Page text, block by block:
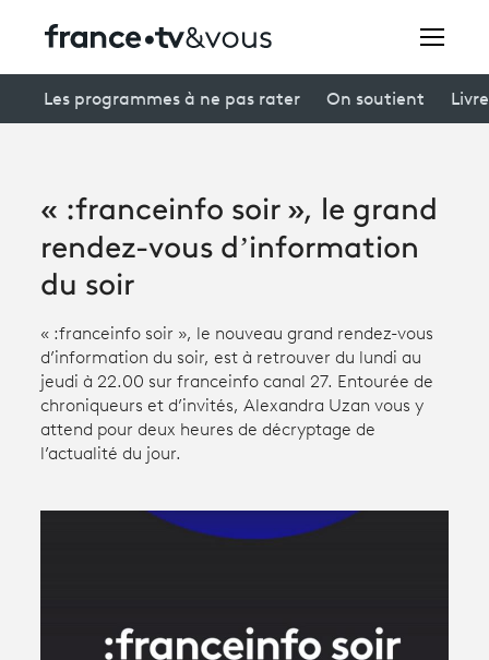
Creators
À la une
Participer et assister à une émission
À votre écoute
Productions et innovation
Programme tv
Les programmes à ne pas rater On soutient
« :franceinfo soir », le grand
rendez-vous d’information
du soir
« :franceinfo soir », le nouveau grand rendez-vous
d’information du soir, est à retrouver du lundi au
jeudi à 22.00 sur franceinfo canal 27. Entourée de
chroniqueurs et d’invités, Alexandra Uzan vous y
attend pour deux heures de décryptage de
l’actualité du jour.